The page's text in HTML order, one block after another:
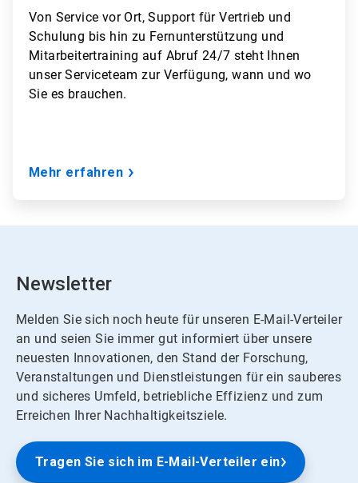
Von Service vor Ort, Support für Vertrieb und
Schulung bis hin zu Fernunterstützung und
Mitarbeitertraining auf Abruf 24/7 steht Ihnen
unser Serviceteam zur Verfügung, wann und wo
Sie es brauchen.
Mehr erfahren
Newsletter
Melden Sie sich noch heute für unseren E-Mail-Verteiler
an und seien Sie immer gut informiert über unsere
neuesten Innovationen, den Stand der Forschung,
Veranstaltungen und Dienstleistungen für ein sauberes
und sicheres Umfeld, betriebliche Effizienz und zum
Erreichen Ihrer Nachhaltigkeitsziele.
Tragen Sie sich im E-Mail-Verteiler ein